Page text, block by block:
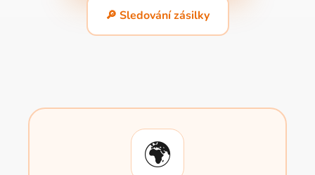
🔎 Sledování zásilky
🌍